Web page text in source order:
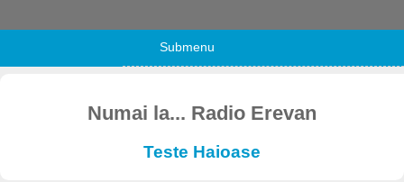
Submenu
Numai la... Radio Erevan
Teste Haioase